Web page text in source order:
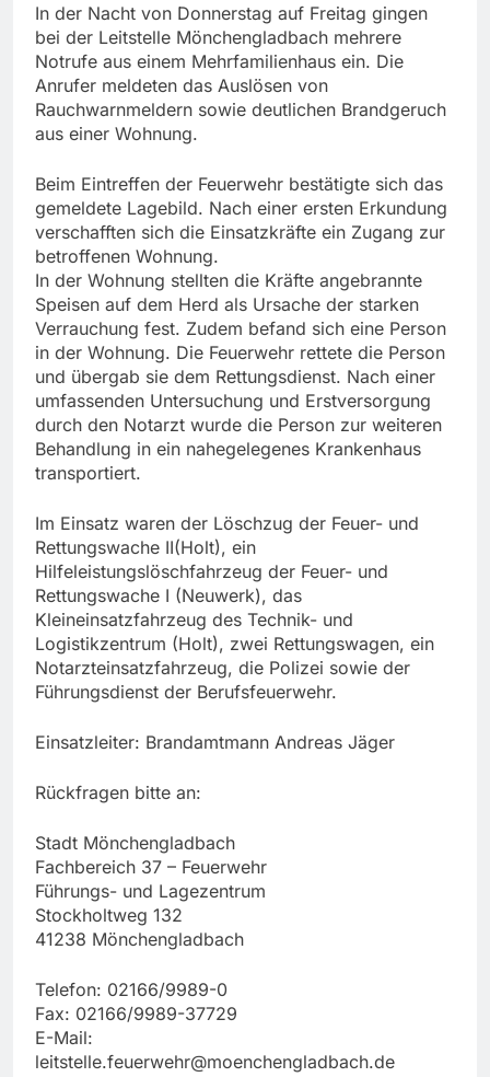
In der Nacht von Donnerstag auf Freitag gingen
bei der Leitstelle Mönchengladbach mehrere
Notrufe aus einem Mehrfamilienhaus ein. Die
Anrufer meldeten das Auslösen von
Rauchwarnmeldern sowie deutlichen Brandgeruch
aus einer Wohnung.
Beim Eintreffen der Feuerwehr bestätigte sich das
gemeldete Lagebild. Nach einer ersten Erkundung
verschafften sich die Einsatzkräfte ein Zugang zur
betroffenen Wohnung.
In der Wohnung stellten die Kräfte angebrannte
Speisen auf dem Herd als Ursache der starken
Verrauchung fest. Zudem befand sich eine Person
in der Wohnung. Die Feuerwehr rettete die Person
und übergab sie dem Rettungsdienst. Nach einer
umfassenden Untersuchung und Erstversorgung
durch den Notarzt wurde die Person zur weiteren
Behandlung in ein nahegelegenes Krankenhaus
transportiert.
Im Einsatz waren der Löschzug der Feuer- und
Rettungswache II(Holt), ein
Hilfeleistungslöschfahrzeug der Feuer- und
Rettungswache I (Neuwerk), das
Kleineinsatzfahrzeug des Technik- und
Logistikzentrum (Holt), zwei Rettungswagen, ein
Notarzteinsatzfahrzeug, die Polizei sowie der
Führungsdienst der Berufsfeuerwehr.
Einsatzleiter: Brandamtmann Andreas Jäger
Rückfragen bitte an:
Stadt Mönchengladbach
Fachbereich 37 – Feuerwehr
Führungs- und Lagezentrum
Stockholtweg 132
41238 Mönchengladbach
Telefon: 02166/9989-0
Fax: 02166/9989-37729
E-Mail:
leitstelle.feuerwehr@moenchengladbach.de